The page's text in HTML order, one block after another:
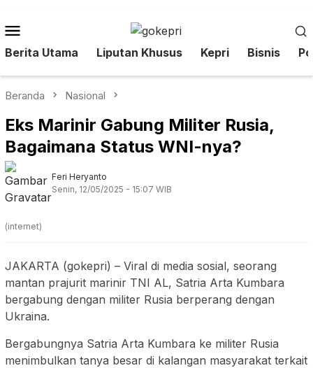
ke
Mobile
Berita Utama Liputan Khusus Kepri Bisnis
Beranda Nasional
Eks Marinir Gabung Militer Rusia,
Bagaimana Status WNI-nya?
Feri Heryanto
Senin, 12/05/2025 - 15:07 WIB
(internet)
JAKARTA (gokepri) – Viral di media sosial, seorang
mantan prajurit marinir TNI AL, Satria Arta Kumbara
bergabung dengan militer Rusia berperang dengan
Ukraina.
Bergabungnya Satria Arta Kumbara ke militer Rusia
menimbulkan tanya besar di kalangan masyarakat terkait